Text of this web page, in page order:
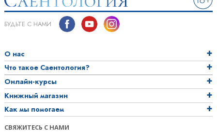
БУДЬТЕ С НАМИ
О нас
Что такое Саентология?
Онлайн-курсы
Книжный магазин
Как мы помогаем
СВЯЖИТЕСЬ С НАМИ